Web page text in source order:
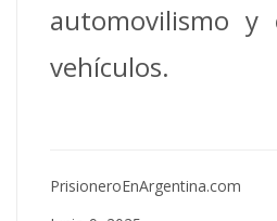
automovilismo y
vehículos.
PrisioneroEnArgentina.com